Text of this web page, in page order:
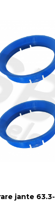
jante 63.3-